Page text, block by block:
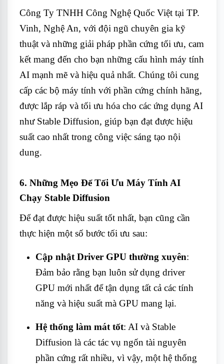
Công Ty TNHH Công Nghệ Quốc Việt tại TP.
Vinh, Nghệ An, với đội ngũ chuyên gia kỹ
thuật và những giải pháp phần cứng tối ưu, cam
kết mang đến cho bạn những cấu hình máy tính
AI mạnh mẽ và hiệu quả nhất. Chúng tôi cung
cấp các bộ máy tính với phần cứng chính hãng,
được lắp ráp và tối ưu hóa cho các ứng dụng AI
như Stable Diffusion, giúp bạn đạt được hiệu
suất cao nhất trong công việc sáng tạo nội
dung.
6. Những Mẹo Để Tối Ưu Máy Tính AI
Chạy Stable Diffusion
Để đạt được hiệu suất tốt nhất, bạn cũng cần
thực hiện một số bước tối ưu sau:
Cập nhật Driver GPU thường xuyên:
Đảm bảo rằng bạn luôn sử dụng driver
GPU mới nhất để tận dụng tất cả các tính
năng và hiệu suất mà GPU mang lại.
Hệ thống làm mát tốt: AI và Stable
Diffusion là các tác vụ ngốn tài nguyên
phần cứng rất nhiều, vì vậy, một hệ thống